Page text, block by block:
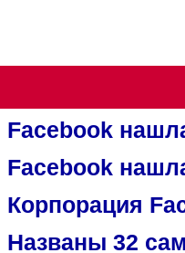
Facebook
Facebook
Корпорация
Названы 32